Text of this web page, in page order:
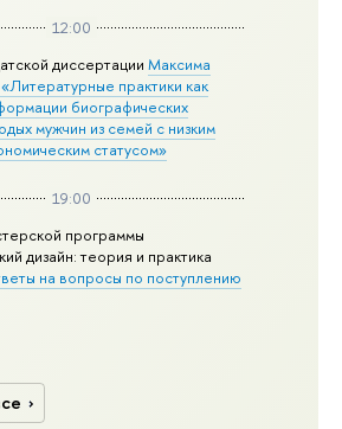
12:00
диссертацииМаксима
практики как
биографических
мужчин из семей с низким
статусом»
19:00
программы
дизайн: теория и практика
на вопросы по поступлению